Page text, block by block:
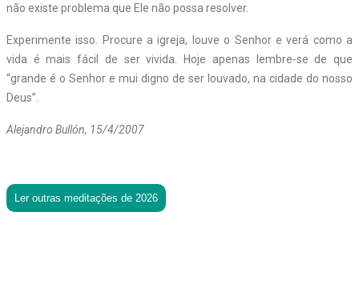
não existe problema que Ele não possa resolver.
Experimente isso. Procure a igreja, louve o Senhor e verá como a
vida é mais fácil de ser vivida. Hoje apenas lembre-se de que
“grande é o Senhor e mui digno de ser louvado, na cidade do nosso
Deus”.
Alejandro Bullón, 15/4/2007
Ler outras meditações de 2026